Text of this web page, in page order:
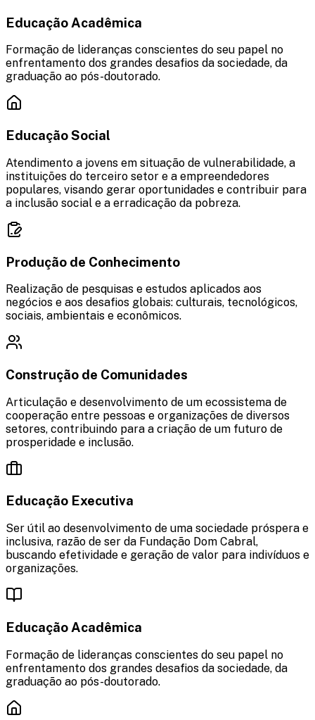
Educação Acadêmica
Formação de lideranças conscientes do seu papel no
enfrentamento dos grandes desafios da sociedade, da
graduação ao pós-doutorado.
Educação Social
Atendimento a jovens em situação de vulnerabilidade, a
instituições do terceiro setor e a empreendedores
populares, visando gerar oportunidades e contribuir para
a inclusão social e a erradicação da pobreza.
Produção de Conhecimento
Realização de pesquisas e estudos aplicados aos
negócios e aos desafios globais: culturais, tecnológicos,
sociais, ambientais e econômicos.
Construção de Comunidades
Articulação e desenvolvimento de um ecossistema de
cooperação entre pessoas e organizações de diversos
setores, contribuindo para a criação de um futuro de
prosperidade e inclusão.
Educação Executiva
Ser útil ao desenvolvimento de uma sociedade próspera e
inclusiva, razão de ser da Fundação Dom Cabral,
buscando efetividade e geração de valor para indivíduos e
organizações.
Educação Acadêmica
Formação de lideranças conscientes do seu papel no
enfrentamento dos grandes desafios da sociedade, da
graduação ao pós-doutorado.